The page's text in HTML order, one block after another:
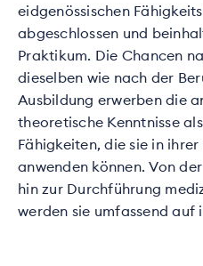
eidgenössischen
abgeschlossen und
Praktikum. Die Chancen
dieselben wie nach der
Ausbildung erwerben die
theoretische Kenntnisse
Fähigkeiten, die sie in
anwenden können. Von
hin zur Durchführung
werden sie umfassend auf